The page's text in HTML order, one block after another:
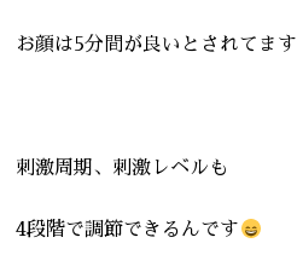
お顔は5分間が良いとされてます
刺激周期、刺激レベルも
4段階で調節できるんです